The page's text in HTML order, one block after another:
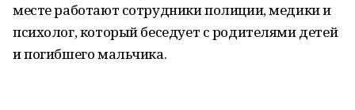
месте работают сотрудники полиции, медики и
психолог, который беседует с родителями детей
и погибшего мальчика.